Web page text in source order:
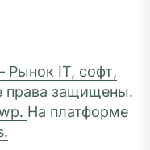
Рынок IT, софт,
права защищены.
На платформе